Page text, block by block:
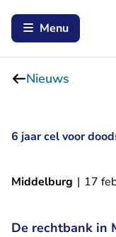
Menu
Nieuws
6 jaar cel voor
Middelburg | 17
De rechtbank in